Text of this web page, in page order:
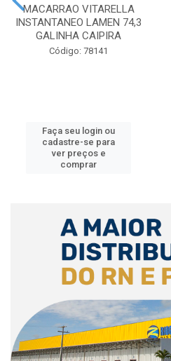
MACARRAO VITARELLA
INSTANTANEO LAMEN 74,3
GALINHA CAIPIRA
Código: 78141
Faça seu login ou
cadastre-se para
ver preços e
comprar